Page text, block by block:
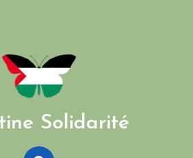
Solidarité